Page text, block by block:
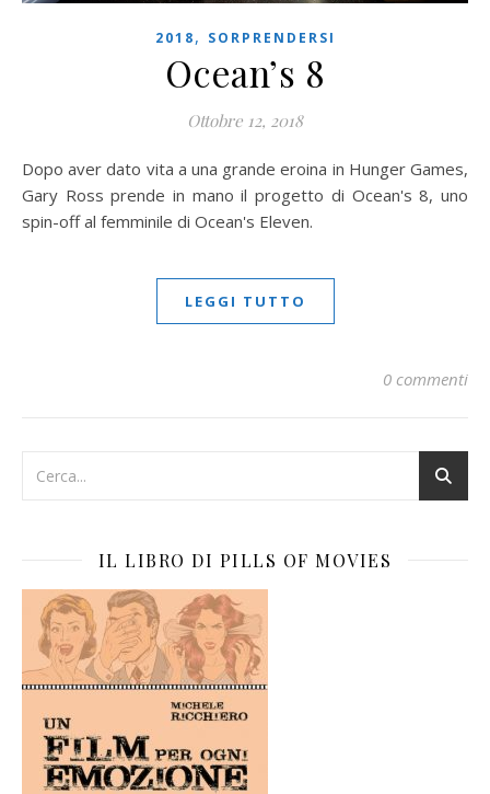
2018, SORPRENDERSI
Ocean’s 8
Ottobre 12, 2018
Dopo aver dato vita a una grande eroina in Hunger Games,
Gary Ross prende in mano il progetto di Ocean's 8, uno
spin-off al femminile di Ocean's Eleven.
LEGGI TUTTO
0 commenti
IL LIBRO DI PILLS OF MOVIES